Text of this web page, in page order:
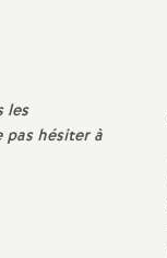
les
pas hésiter à